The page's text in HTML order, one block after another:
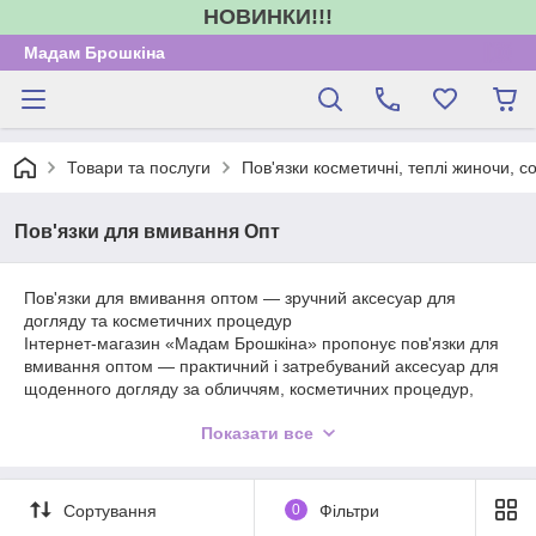
НОВИНКИ!!!
Мадам Брошкіна
Товари та послуги Пов'язки косметичні, теплі жиночи,
Пов'язки для вмивання Опт
Пов'язки для вмивання оптом — зручний аксесуар для
догляду та косметичних процедур
Інтернет-магазин «Мадам Брошкіна» пропонує пов'язки для
вмивання оптом — практичний і затребуваний аксесуар для
щоденного догляду за обличчям, косметичних процедур,
допомагають надійно фіксувати волосся, забезпечуючи
догляду.
В асортименті представлені м'які косметичні пов'язки для
вмивання, які підходять для домашнього використання,
Показати все
Сортування 0 Фільтри